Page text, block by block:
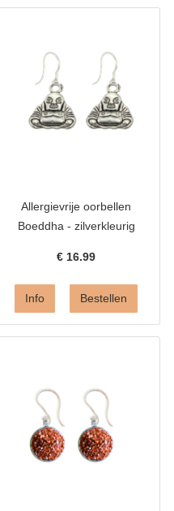
Allergievrije oorbellen
Boeddha - zilverkleurig
€16.99